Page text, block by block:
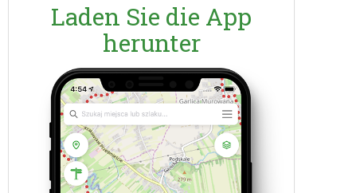
Laden Sie die App
herunter